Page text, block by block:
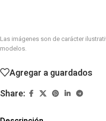
Las imágenes son de carácter
modelos.
Agregar a guardados
Share: